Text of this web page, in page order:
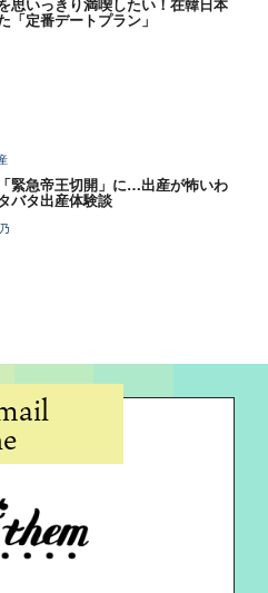
「定番デートプラン」
緊急帝王切開」に…出産が怖いわ
バタ出産体験談